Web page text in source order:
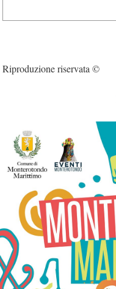
Riproduzione riservata ©